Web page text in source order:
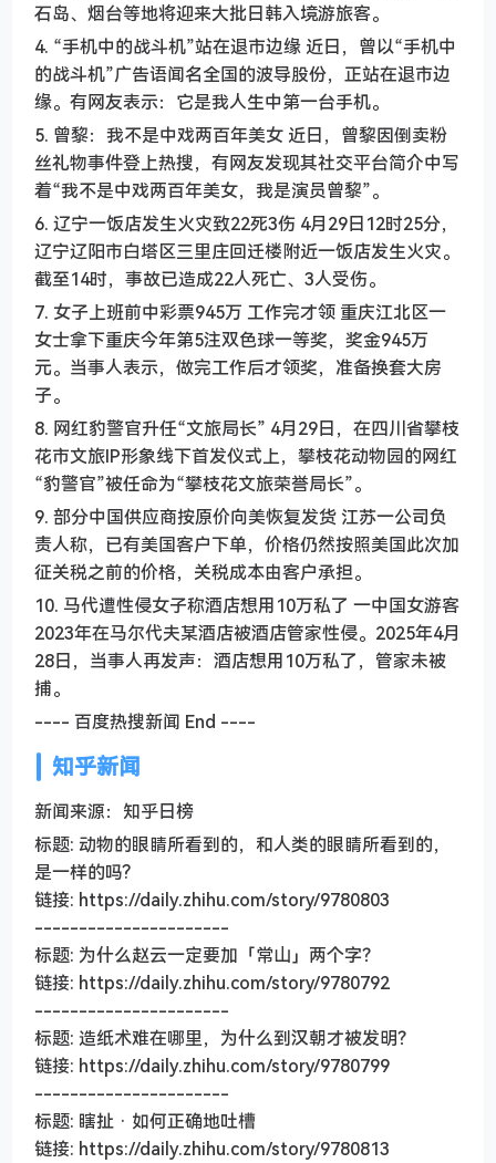
石岛、烟台等地将迎来大批日韩入境游旅客。
4. “手机中的战斗机”站在退市边缘 近日，曾以“手机中
的战斗机”广告语闻名全国的波导股份，正站在退市边
缘。有网友表示：它是我人生中第一台手机。
5. 曾黎：我不是中戏两百年美女 近日，曾黎因倒卖粉
丝礼物事件登上热搜，有网友发现其社交平台简介中写
着“我不是中戏两百年美女，我是演员曾黎”。
6. 辽宁一饭店发生火灾致22死3伤 4月29日12时25分，
辽宁辽阳市白塔区三里庄回迁楼附近一饭店发生火灾。
截至14时，事故已造成22人死亡、3人受伤。
7. 女子上班前中彩票945万 工作完才领 重庆江北区一
女士拿下重庆今年第5注双色球一等奖，奖金945万
元。当事人表示，做完工作后才领奖，准备换套大房
子。
8. 网红豹警官升任“文旅局长” 4月29日，在四川省攀枝
花市文旅IP形象线下首发仪式上，攀枝花动物园的网红
“豹警官”被任命为“攀枝花文旅荣誉局长”。
9. 部分中国供应商按原价向美恢复发货 江苏一公司负
责人称，已有美国客户下单，价格仍然按照美国此次加
征关税之前的价格，关税成本由客户承担。
10. 马代遭性侵女子称酒店想用10万私了 一中国女游客
2023年在马尔代夫某酒店被酒店管家性侵。2025年4月
28日，当事人再发声：酒店想用10万私了，管家未被
捕。
---- 百度热搜新闻 End ----
知乎新闻
新闻来源：知乎日榜
标题: 动物的眼睛所看到的，和人类的眼睛所看到的，
是一样的吗?
链接: https://daily.zhihu.com/story/9780803
----------------------
标题: 为什么赵云一定要加「常山」两个字？
链接: https://daily.zhihu.com/story/9780792
----------------------
标题: 造纸术难在哪里，为什么到汉朝才被发明？
链接: https://daily.zhihu.com/story/9780799
----------------------
标题: 瞎扯 · 如何正确地吐槽
链接: https://daily.zhihu.com/story/9780813